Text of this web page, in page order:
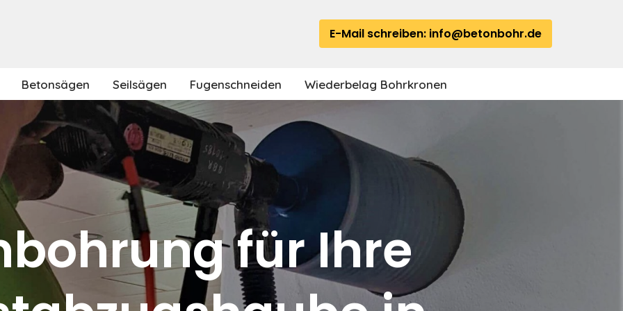
E-Mail schreiben: info@betonbohr.de
Betonsägen Seilsägen Fugenschneiden Wiederbelag Bohrkronen
für Ihre